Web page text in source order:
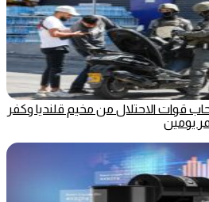
قوات الاحتلال من مخيم قلنديا وكفر
يومين